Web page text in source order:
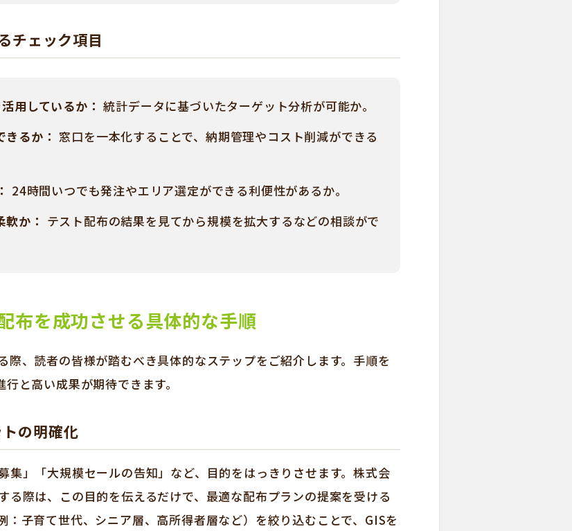
チェック項目
用しているか： 統計データに基づいたターゲット分析が可能か。
るか： 窓口を一本化することで、納期管理やコスト削減ができる
24時間いつでも発注やエリア選定ができる利便性があるか。
か： テスト配布の結果を見てから規模を拡大するなどの相談がで
布を成功させる具体的な手順
際、読者の皆様が踏むべき具体的なステップをご紹介します。手順を
と高い成果が期待できます。
の明確化
集」「大規模セールの告知」など、目的をはっきりさせます。株式会
る際は、この目的を伝えるだけで、最適な配布プランの提案を受ける
：子育て世代、シニア層、高所得者層など）を絞り込むことで、GISを